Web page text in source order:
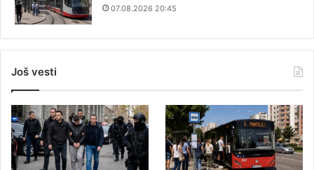
07.08.2026 20:45
Još vesti